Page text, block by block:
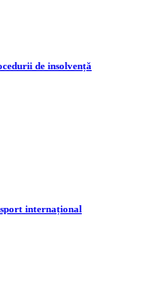
de insolvență
internațional